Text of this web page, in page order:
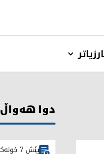
زیاتر
دوا هەواڵ
پێش 7 خولەک